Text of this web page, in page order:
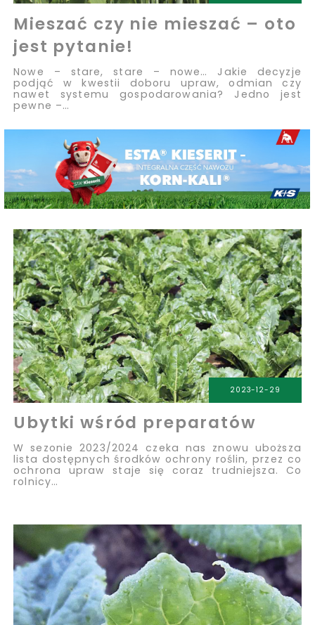
Mieszać czy nie mieszać – oto
jest pytanie!
Nowe – stare, stare – nowe… Jakie decyzje
podjąć w kwestii doboru upraw, odmian czy
nawet systemu gospodarowania? Jedno jest
pewne –…
2023-12-29
Ubytki wśród preparatów
W sezonie 2023/2024 czeka nas znowu uboższa
lista dostępnych środków ochrony roślin, przez co
ochrona upraw staje się coraz trudniejsza. Co
rolnicy…